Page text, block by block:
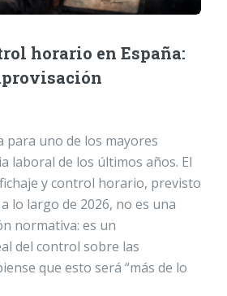
horario en España:
para uno de los mayores
laboral de los últimos años. El
y control horario, previsto
lo largo de 2026, no es una
normativa: es un
del control sobre las
que esto será “más de lo